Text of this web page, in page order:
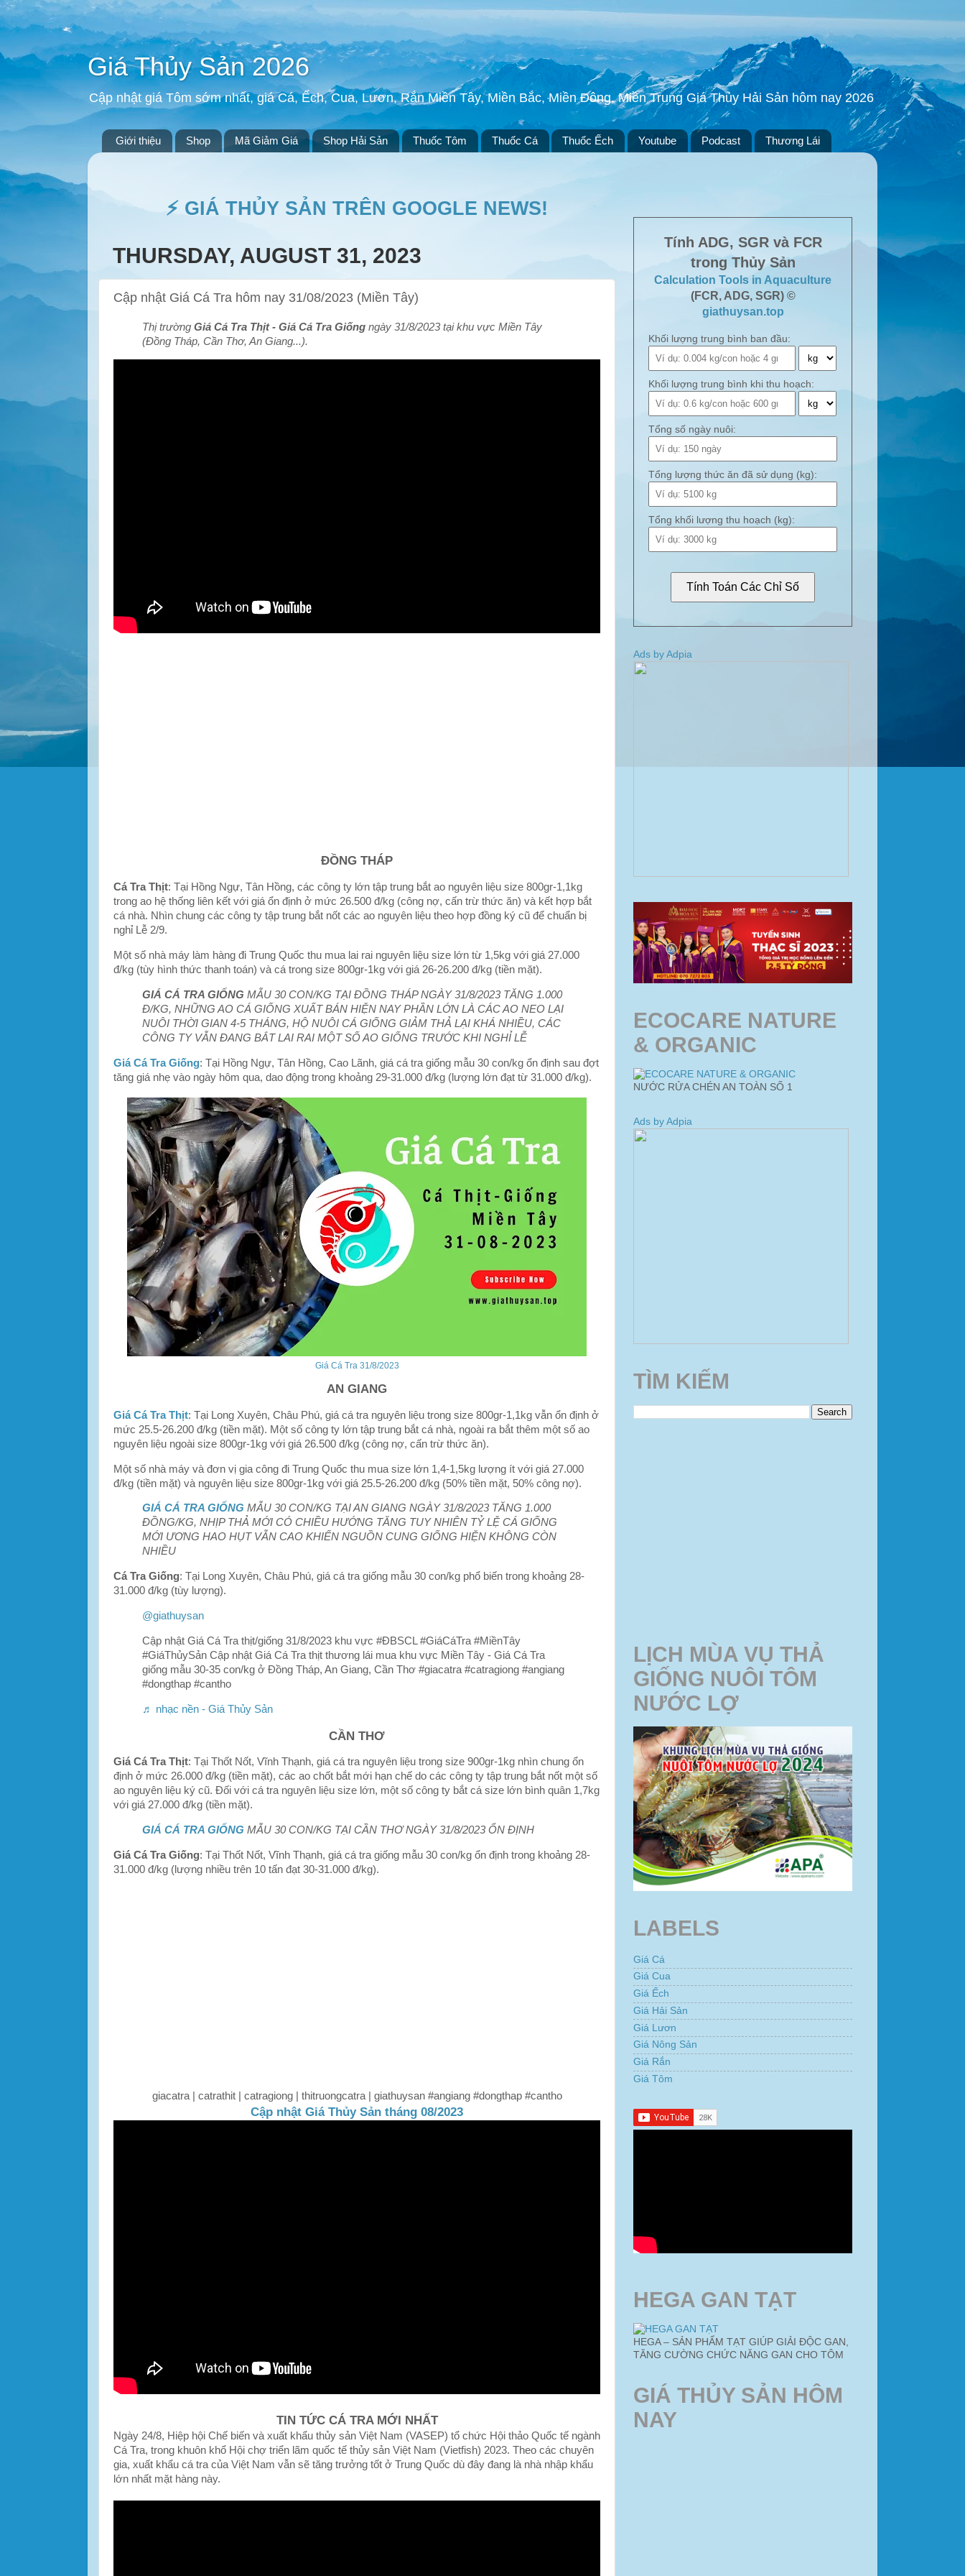
Giá Thủy Sản 2026
Cập nhật giá Tôm sớm nhất, giá Cá, Ếch, Cua, Lươn, Rắn Miền Tây, Miền Bắc, Miền Đông, Miền Trung Giá Thủy Hải Sản hôm nay 2026
Giới thiệu Shop Mã Giảm Giá Shop Hải Sản Thuốc Tôm Thuốc Cá Thuốc Ếch Youtube Podcast Thương Lái
⚡ GIÁ THỦY SẢN TRÊN GOOGLE NEWS!
THURSDAY, AUGUST 31, 2023
Cập nhật Giá Cá Tra hôm nay 31/08/2023 (Miền Tây)
Thị trường Giá Cá Tra Thịt - Giá Cá Tra Giống ngày 31/8/2023 tại khu vực Miền Tây
(Đồng Tháp, Cần Thơ, An Giang...).
ĐỒNG THÁP
Cá Tra Thịt: Tại Hồng Ngự, Tân Hồng, các công ty lớn tập trung bắt ao nguyên liệu size 800gr-1,1kg
trong ao hệ thống liên kết với giá ổn định ở mức 26.500 đ/kg (công nợ, cấn trừ thức ăn) và kết hợp bắt
cá nhà. Nhìn chung các công ty tập trung bắt nốt các ao nguyên liệu theo hợp đồng ký cũ để chuẩn bị
nghỉ Lễ 2/9.
Một số nhà máy làm hàng đi Trung Quốc thu mua lai rai nguyên liệu size lớn từ 1,5kg với giá 27.000
đ/kg (tùy hình thức thanh toán) và cá trong size 800gr-1kg với giá 26-26.200 đ/kg (tiền mặt).
GIÁ CÁ TRA GIỐNG MẪU 30 CON/KG TẠI ĐỒNG THÁP NGÀY 31/8/2023 TĂNG 1.000
Đ/KG, NHỮNG AO CÁ GIỐNG XUẤT BÁN HIỆN NAY PHẦN LỚN LÀ CÁC AO NEO LẠI
NUÔI THỜI GIAN 4-5 THÁNG, HỘ NUÔI CÁ GIỐNG GIẢM THẢ LẠI KHÁ NHIỀU, CÁC
CÔNG TY VẪN ĐANG BẮT LAI RAI MỘT SỐ AO GIỐNG TRƯỚC KHI NGHỈ LỄ
Giá Cá Tra Giống: Tại Hồng Ngự, Tân Hồng, Cao Lãnh, giá cá tra giống mẫu 30 con/kg ổn định sau đợt
tăng giá nhẹ vào ngày hôm qua, dao động trong khoảng 29-31.000 đ/kg (lượng lớn đạt từ 31.000 đ/kg).
Giá Cá Tra 31/8/2023
AN GIANG
Giá Cá Tra Thịt: Tại Long Xuyên, Châu Phú, giá cá tra nguyên liệu trong size 800gr-1,1kg vẫn ổn định ở
mức 25.5-26.200 đ/kg (tiền mặt). Một số công ty lớn tập trung bắt cá nhà, ngoài ra bắt thêm một số ao
nguyên liệu ngoài size 800gr-1kg với giá 26.500 đ/kg (công nợ, cấn trừ thức ăn).
Một số nhà máy và đơn vị gia công đi Trung Quốc thu mua size lớn 1,4-1,5kg lượng ít với giá 27.000
đ/kg (tiền mặt) và nguyên liệu size 800gr-1kg với giá 25.5-26.200 đ/kg (50% tiền mặt, 50% công nợ).
GIÁ CÁ TRA GIỐNG MẪU 30 CON/KG TẠI AN GIANG NGÀY 31/8/2023 TĂNG 1.000
ĐỒNG/KG, NHỊP THẢ MỚI CÓ CHIỀU HƯỚNG TĂNG TUY NHIÊN TỶ LỆ CÁ GIỐNG
MỚI ƯƠNG HAO HỤT VẪN CAO KHIẾN NGUỒN CUNG GIỐNG HIỆN KHÔNG CÒN
NHIỀU
Cá Tra Giống: Tại Long Xuyên, Châu Phú, giá cá tra giống mẫu 30 con/kg phổ biến trong khoảng 28-
31.000 đ/kg (tùy lượng).
@giathuysan
Cập nhật Giá Cá Tra thịt/giống 31/8/2023 khu vực #ĐBSCL #GiáCáTra #MiềnTây
#GiáThủySản Cập nhật Giá Cá Tra thịt thương lái mua khu vực Miền Tây - Giá Cá Tra
giống mẫu 30-35 con/kg ở Đồng Tháp, An Giang, Cần Thơ #giacatra #catragiong #angiang
#dongthap #cantho
♬ nhạc nền - Giá Thủy Sản
CẦN THƠ
Giá Cá Tra Thịt: Tại Thốt Nốt, Vĩnh Thạnh, giá cá tra nguyên liệu trong size 900gr-1kg nhìn chung ổn
định ở mức 26.000 đ/kg (tiền mặt), các ao chốt bắt mới hạn chế do các công ty tập trung bắt nốt một số
ao nguyên liệu ký cũ. Đối với cá tra nguyên liệu size lớn, một số công ty bắt cá size lớn bình quân 1,7kg
với giá 27.000 đ/kg (tiền mặt).
GIÁ CÁ TRA GIỐNG MẪU 30 CON/KG TẠI CẦN THƠ NGÀY 31/8/2023 ỔN ĐỊNH
Giá Cá Tra Giống: Tại Thốt Nốt, Vĩnh Thạnh, giá cá tra giống mẫu 30 con/kg ổn định trong khoảng 28-
31.000 đ/kg (lượng nhiều trên 10 tấn đạt 30-31.000 đ/kg).
giacatra | catrathit | catragiong | thitruongcatra | giathuysan #angiang #dongthap #cantho
Cập nhật Giá Thủy Sản tháng 08/2023
TIN TỨC CÁ TRA MỚI NHẤT
Ngày 24/8, Hiệp hội Chế biến và xuất khẩu thủy sản Việt Nam (VASEP) tổ chức Hội thảo Quốc tế ngành
Cá Tra, trong khuôn khổ Hội chợ triển lãm quốc tế thủy sản Việt Nam (Vietfish) 2023. Theo các chuyên
gia, xuất khẩu cá tra của Việt Nam vẫn sẽ tăng trưởng tốt ở Trung Quốc dù đây đang là nhà nhập khẩu
lớn nhất mặt hàng này.
Tính ADG, SGR và FCR
trong Thủy Sản
Calculation Tools in Aquaculture
(FCR, ADG, SGR) ©
giathuysan.top
Khối lượng trung bình ban đầu:
Khối lượng trung bình khi thu hoạch:
Tổng số ngày nuôi:
Tổng lượng thức ăn đã sử dụng (kg):
Tổng khối lượng thu hoạch (kg):
Tính Toán Các Chỉ Số
Ads by Adpia
ECOCARE NATURE
& ORGANIC
NƯỚC RỬA CHÉN AN TOÀN SỐ 1
Ads by Adpia
TÌM KIẾM
LỊCH MÙA VỤ THẢ
GIỐNG NUÔI TÔM
NƯỚC LỢ
LABELS
Giá Cá
Giá Cua
Giá Ếch
Giá Hải Sản
Giá Lươn
Giá Nông Sản
Giá Rắn
Giá Tôm
HEGA GAN TẠT
HEGA – SẢN PHẨM TẠT GIÚP GIẢI ĐỘC GAN,
TĂNG CƯỜNG CHỨC NĂNG GAN CHO TÔM
GIÁ THỦY SẢN HÔM
NAY